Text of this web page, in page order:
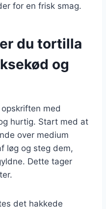
for en frisk smag.
du tortilla
og
med
hurtig. Start med at
over medium
løg og steg dem,
Dette tager
det hakkede